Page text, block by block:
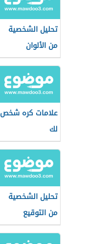
تحليل الشخصية
من الألوان
علامات كره شخص
لك
تحليل الشخصية
من التوقيع